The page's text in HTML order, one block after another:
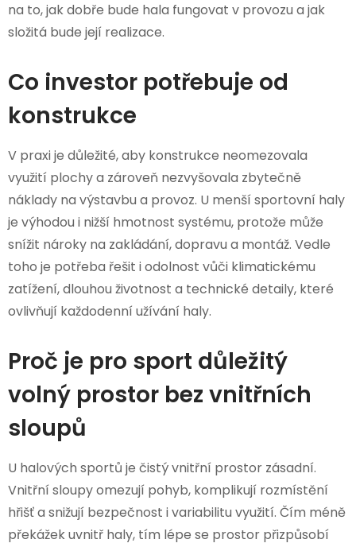
na to, jak dobře bude hala fungovat v provozu a jak
složitá bude její realizace.
Co investor potřebuje od
konstrukce
V praxi je důležité, aby konstrukce neomezovala
využití plochy a zároveň nezvyšovala zbytečně
náklady na výstavbu a provoz. U menší sportovní haly
je výhodou i nižší hmotnost systému, protože může
snížit nároky na zakládání, dopravu a montáž. Vedle
toho je potřeba řešit i odolnost vůči klimatickému
zatížení, dlouhou životnost a technické detaily, které
ovlivňují každodenní užívání haly.
Proč je pro sport důležitý
volný prostor bez vnitřních
sloupů
U halových sportů je čistý vnitřní prostor zásadní.
Vnitřní sloupy omezují pohyb, komplikují rozmístění
hřišť a snižují bezpečnost i variabilitu využití. Čím méně
překážek uvnitř haly, tím lépe se prostor přizpůsobí